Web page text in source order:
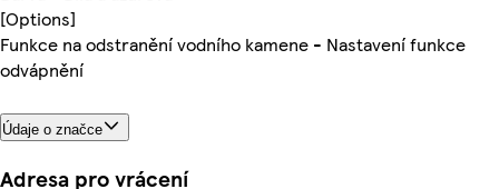
[Options]
Funkce na odstranění vodního kamene - Nastavení funkce
odvápnění
Údaje o značce
Adresa pro vrácení